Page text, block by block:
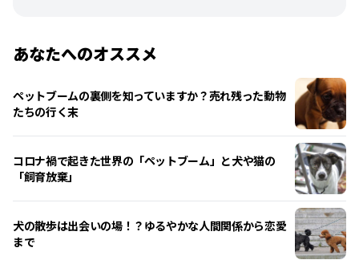
あなたへのオススメ
ペットブームの裏側を知っていますか？売れ残った動物
たちの行く末
コロナ禍で起きた世界の「ペットブーム」と犬や猫の
「飼育放棄」
犬の散歩は出会いの場！？ゆるやかな人間関係から恋愛
まで